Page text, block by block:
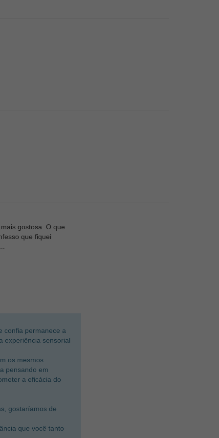
gostosa. O que
que fiquei
confia permanece a
experiência sensorial
os mesmos
pensando em
a eficácia do
gostaríamos de
que você tanto